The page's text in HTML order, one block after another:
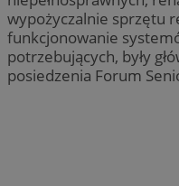
wypożyczalnie sprzętu
funkcjonowanie
potrzebujących, były
posiedzenia Forum